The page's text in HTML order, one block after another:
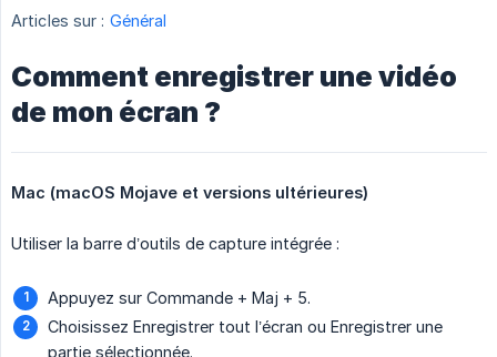
Articles sur : Général
Comment enregistrer une vidéo
de mon écran ?
Mac (macOS Mojave et versions ultérieures)
Utiliser la barre d’outils de capture intégrée :
Appuyez sur Commande + Maj + 5.
Choisissez Enregistrer tout l’écran ou Enregistrer une
partie sélectionnée.